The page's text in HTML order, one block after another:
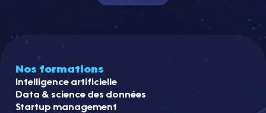
Nos formations
Intelligence artificielle
Data & science des données
Startup management